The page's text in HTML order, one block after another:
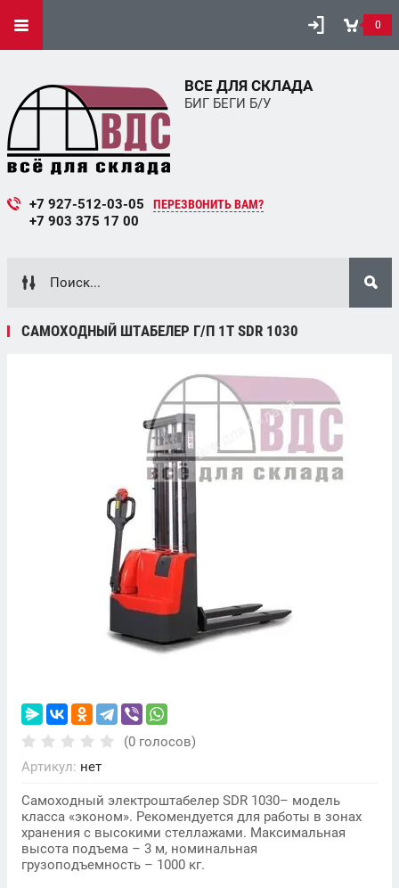
0
ВСЕ ДЛЯ СКЛАДА
БИГ БЕГИ Б/У
+7 927-512-03-05
+7 903 375 17 00
ПЕРЕЗВОНИТЬ ВАМ?
САМОХОДНЫЙ ШТАБЕЛЕР Г/П 1Т SDR 1030
(0 голосов)
Артикул: нет
Самоходный электроштабелер SDR 1030– модель
класса «эконом». Рекомендуется для работы в зонах
хранения с высокими стеллажами. Максимальная
высота подъема – 3 м, номинальная
грузоподъемность – 1000 кг.